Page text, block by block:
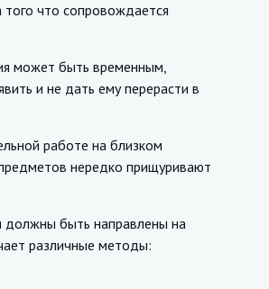
что сопровождается
может быть временным,
и не дать ему перерасти в
работе на близком
нередко прищуривают
должны быть направлены на
различные методы: